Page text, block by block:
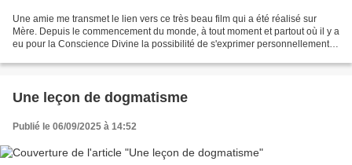
Une amie me transmet le lien vers ce très beau film qui a été réalisé sur
Mère. Depuis le commencement du monde, à tout moment et partout où il y a
eu pour la Conscience Divine la possibilité de s'exprimer personnellement,
Une leçon de dogmatisme
Publié le 06/09/2025 à 14:52